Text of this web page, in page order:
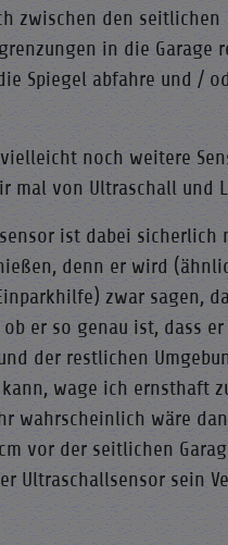
zwischen den seitlichen
in die Garage
Spiegel abfahre und /
noch weitere
mal von Ultraschall und
ist dabei sicherlich
denn er wird
zwar sagen,
er so genau ist, dass
der restlichen
wage ich ernsthaft
wahrscheinlich wäre
vor der seitlichen
Ultraschallsensor sein